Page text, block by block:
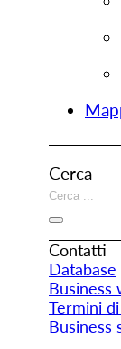
Cerca
Contatti
Database
Business
Termini
Business